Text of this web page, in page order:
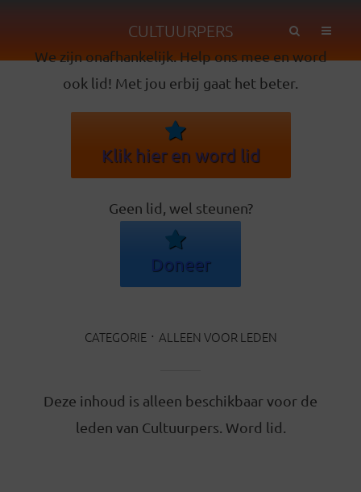
CULTUURPERS
We zijn onafhankelijk. Help ons mee en word
ook lid! Met jou erbij gaat het beter.
Klik hier en word lid
Geen lid, wel steunen?
Doneer
CATEGORIE ALLEEN VOOR LEDEN
Deze inhoud is alleen beschikbaar voor de
leden van Cultuurpers. Word lid.